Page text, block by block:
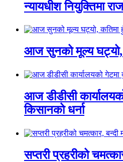
न्यायधीश नियुक्तिमा
आज सुनको मूल्य घट्यो,
आज डीडीसी
किसानको धर्ना
सप्तरी प्रहरीको